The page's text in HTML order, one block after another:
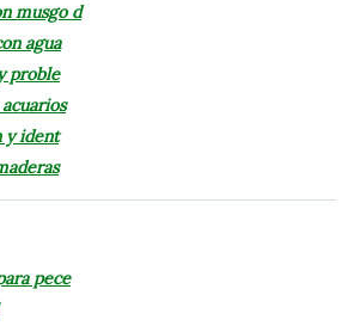
musgo d
agua
proble
y ident
pece